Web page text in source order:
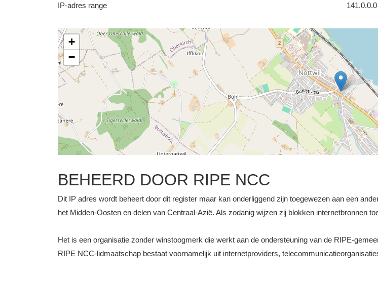
IP-adres range
+
−
BEHEERD DOOR RIPE NCC
Dit IP adres wordt beheert door dit register maar kan onderliggend zijn toegewezen aan een
het Midden-Oosten en delen van Centraal-Azië. Als zodanig wijzen zij blokken internetbronnen
Het is een organisatie zonder winstoogmerk die werkt aan de ondersteuning van de RIPE-
RIPE NCC-lidmaatschap bestaat voornamelijk uit internetproviders,